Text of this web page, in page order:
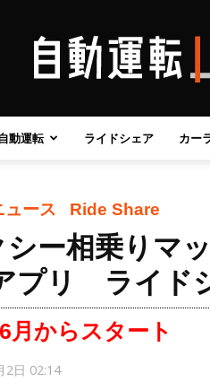
動運転 ライドシェア カー
ュース Ride Share
シー相乗りマ
プリ ライド
月からスタート
2日 02:14